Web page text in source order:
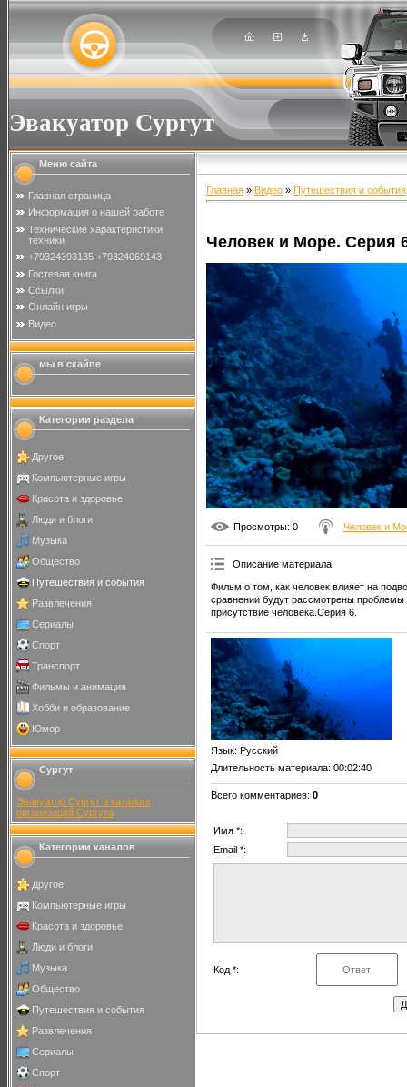
Эвакуатор Сургут
Меню сайта
Главная страница
Информация о нашей работе
Технические характеристики
техники
+79324393135 +79324069143
Гостевая книга
Ссылки
Онлайн игры
Видео
мы в скайпе
Категории раздела
Другое
Компьютерные игры
Красота и здоровье
Люди и блоги
Музыка
Общество
Путешествия и события
Развлечения
Сериалы
Спорт
Транспорт
Фильмы и анимация
Хобби и образование
Юмор
Сургут
Эвакуатор Сургут в каталоге
организаций Сургута
Категории каналов
Другое
Компьютерные игры
Красота и здоровье
Люди и блоги
Музыка
Общество
Путешествия и события
Развлечения
Сериалы
Спорт
Главная » Видео » Путешествия и события
Человек и Море. Серия
Просмотры: 0 Человек и
Описание материала:
Фильм о том, как человек влияет на
сравнении будут рассмотрены
присутствие человека.Серия 6.
Язык: Русский
Длительность материала: 00:02:40
Всего комментариев: 0
Имя *:
Email *:
Код *: